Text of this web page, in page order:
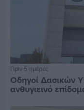
Πριν 5 ημέρες
Οδηγοί Δασικών
ανθυγιεινό